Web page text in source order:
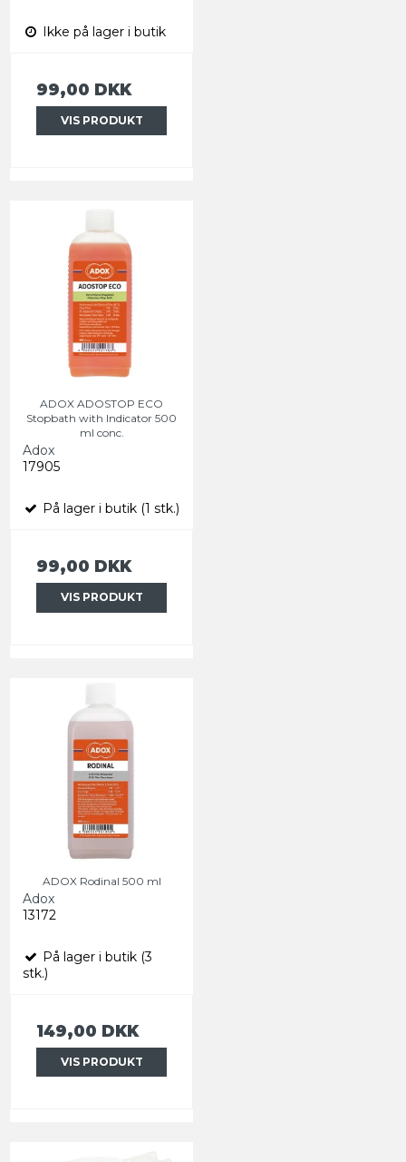
Ikke på lager i butik
99,00 DKK
VIS PRODUKT
ADOX ADOSTOP ECO
Stopbath with Indicator 500
ml conc.
Adox
17905
På lager i butik (1 stk.)
99,00 DKK
VIS PRODUKT
ADOX Rodinal 500 ml
Adox
13172
På lager i butik (3
stk.)
149,00 DKK
VIS PRODUKT